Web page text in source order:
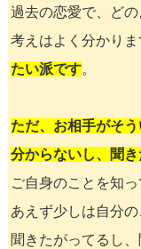
過去の恋愛で、ど
考えはよく分かりま
たい派です。
ただ、お相手がそ
分からないし、聞
ご自身のことを知
あえず少しは自分
聞きたがってるし